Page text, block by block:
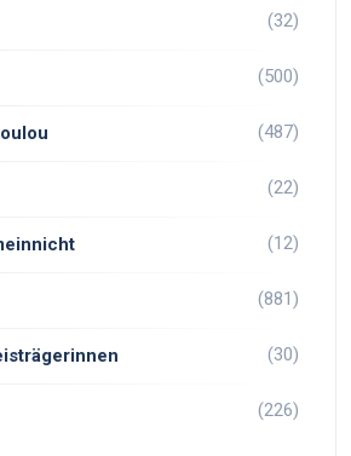
(32)
(500)
(487)
(22)
(12)
(881)
(30)
(226)